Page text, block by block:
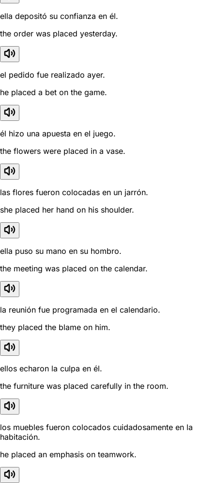
ella depositó su confianza en él.
the order was placed yesterday.
el pedido fue realizado ayer.
he placed a bet on the game.
él hizo una apuesta en el juego.
the flowers were placed in a vase.
las flores fueron colocadas en un jarrón.
she placed her hand on his shoulder.
ella puso su mano en su hombro.
the meeting was placed on the calendar.
la reunión fue programada en el calendario.
they placed the blame on him.
ellos echaron la culpa en él.
the furniture was placed carefully in the room.
los muebles fueron colocados cuidadosamente en la
habitación.
he placed an emphasis on teamwork.